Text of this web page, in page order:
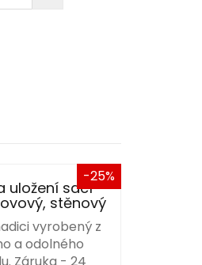
-25%
uložení sací
stěnový
vyrobený z
a odolného
Záruka - 24